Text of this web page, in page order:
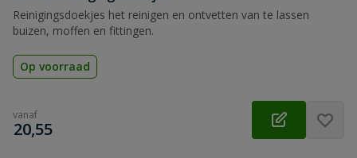
Reinigingsdoekjes het reinigen en ontvetten van te lassen
buizen, moffen en fittingen.
Op voorraad
vanaf
€
20,55